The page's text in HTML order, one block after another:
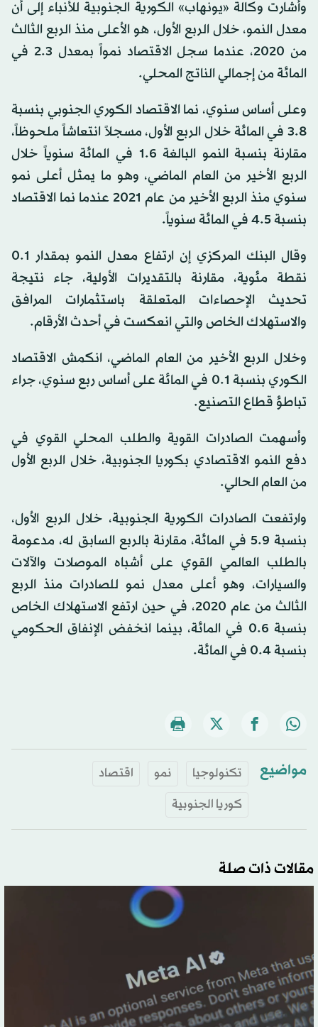
وأشارت وكالة «يونهاب» الكورية الجنوبية للأنباء إلى أن
معدل النمو، خلال الربع الأول، هو الأعلى منذ الربع الثالث
من 2020، عندما سجل الاقتصاد نمواً بمعدل 2.3 في
المائة من إجمالي الناتج المحلي.
وعلى أساس سنوي، نما الاقتصاد الكوري الجنوبي بنسبة
3.8 في المائة خلال الربع الأول، مسجلاً انتعاشاً ملحوظاً،
مقارنة بنسبة النمو البالغة 1.6 في المائة سنوياً خلال
الربع الأخير من العام الماضي، وهو ما يمثل أعلى نمو
سنوي منذ الربع الأخير من عام 2021 عندما نما الاقتصاد
بنسبة 4.5 في المائة سنوياً.
وقال البنك المركزي إن ارتفاع معدل النمو بمقدار 0.1
نقطة مئوية، مقارنة بالتقديرات الأولية، جاء نتيجة
تحديث الإحصاءات المتعلقة باستثمارات المرافق
والاستهلاك الخاص والتي انعكست في أحدث الأرقام.
وخلال الربع الأخير من العام الماضي، انكمش الاقتصاد
الكوري بنسبة 0.1 في المائة على أساس ربع سنوي، جراء
تباطؤ قطاع التصنيع.
وأسهمت الصادرات القوية والطلب المحلي القوي في
دفع النمو الاقتصادي بكوريا الجنوبية، خلال الربع الأول
من العام الحالي.
وارتفعت الصادرات الكورية الجنوبية، خلال الربع الأول،
بنسبة 5.9 في المائة، مقارنة بالربع السابق له، مدعومة
بالطلب العالمي القوي على أشباه الموصلات والآلات
والسيارات، وهو أعلى معدل نمو للصادرات منذ الربع
الثالث من عام 2020، في حين ارتفع الاستهلاك الخاص
بنسبة 0.6 في المائة، بينما انخفض الإنفاق الحكومي
بنسبة 0.4 في المائة.
مواضيع تكنولوجيا نمو
اقتصاد
كوريا الجنوبية
مقالات ذات صلة